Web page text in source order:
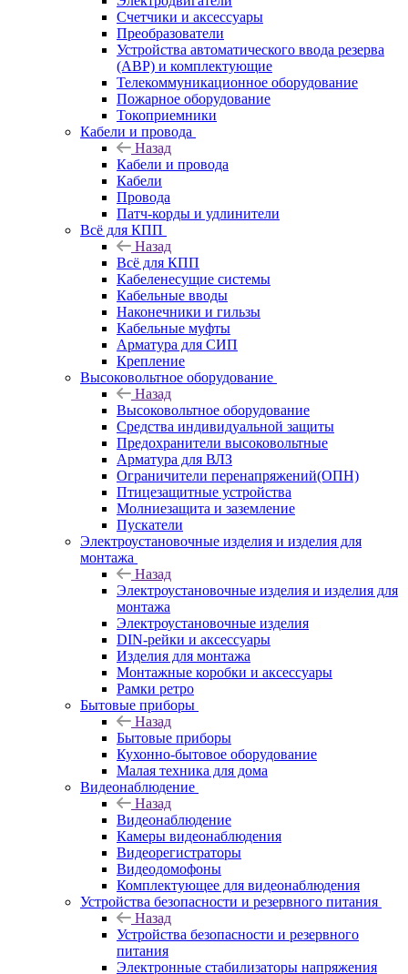
Счетчики и аксессуары
Преобразователи
Устройства автоматического ввода резерва
(АВР) и комплектующие
Телекоммуникационное оборудование
Пожарное оборудование
Токоприемники
Кабели и провода
Назад
Кабели и провода
Кабели
Провода
Патч-корды и удлинители
Всё для КПП
Назад
Всё для КПП
Кабеленесущие системы
Кабельные вводы
Наконечники и гильзы
Кабельные муфты
Арматура для СИП
Крепление
Высоковольтное оборудование
Назад
Высоковольтное оборудование
Средства индивидуальной защиты
Предохранители высоковольтные
Арматура для ВЛЗ
Ограничители перенапряжений(ОПН)
Птицезащитные устройства
Молниезащита и заземление
Пускатели
Электроустановочные изделия и изделия для
монтажа
Назад
Электроустановочные изделия и изделия для
монтажа
Электроустановочные изделия
DIN-рейки и аксессуары
Изделия для монтажа
Монтажные коробки и аксессуары
Рамки ретро
Бытовые приборы
Назад
Бытовые приборы
Кухонно-бытовое оборудование
Малая техника для дома
Видеонаблюдение
Назад
Видеонаблюдение
Камеры видеонаблюдения
Видеорегистраторы
Видеодомофоны
Комплектующее для видеонаблюдения
Устройства безопасности и резервного питания
Назад
Устройства безопасности и резервного
питания
Электронные стабилизаторы напряжения